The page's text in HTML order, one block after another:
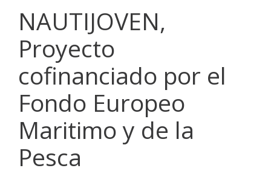
NAUTIJOVEN,
Proyecto
cofinanciado por el
Fondo Europeo
Maritimo y de la
Pesca